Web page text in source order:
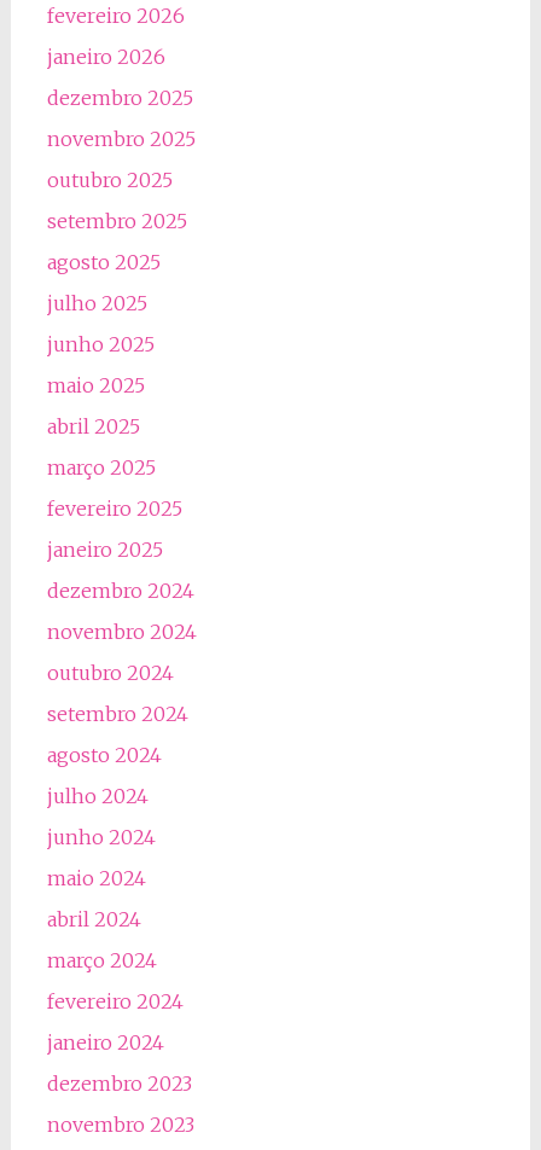
fevereiro 2026
janeiro 2026
dezembro 2025
novembro 2025
outubro 2025
setembro 2025
agosto 2025
julho 2025
junho 2025
maio 2025
abril 2025
março 2025
fevereiro 2025
janeiro 2025
dezembro 2024
novembro 2024
outubro 2024
setembro 2024
agosto 2024
julho 2024
junho 2024
maio 2024
abril 2024
março 2024
fevereiro 2024
janeiro 2024
dezembro 2023
novembro 2023